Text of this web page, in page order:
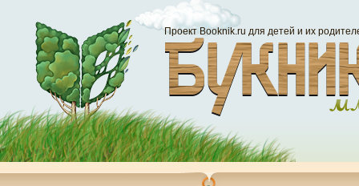
Проект Booknik.ru для детей и их